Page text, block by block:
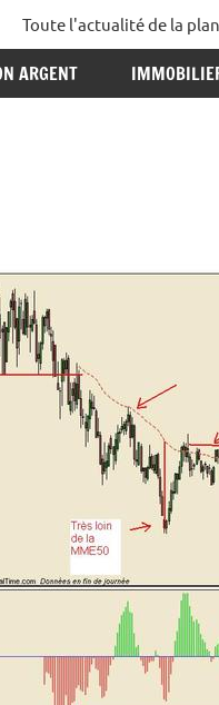
Le
Blog
Toute l'actualité de la
ARGENT